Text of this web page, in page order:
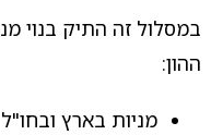
במסלול זה התיק בנוי
ההון:
מניות בארץ ובחו"ל